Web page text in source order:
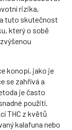
rizika,
tuto skutečnost
který o sobě
konopí, jako je
se zahřívá a
je často
použití.
THC z květů
kalafuna nebo